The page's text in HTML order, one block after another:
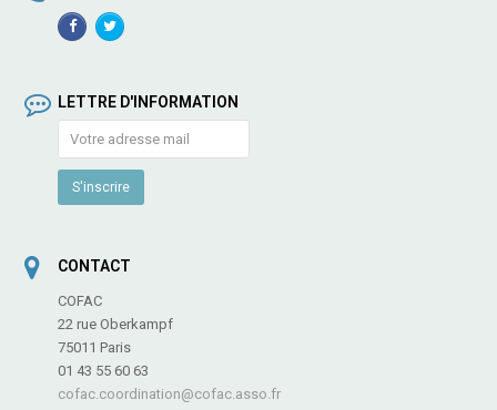
FacebookTwitterProfile
LETTRE D'INFORMATION
CONTACT
COFAC
22 rue Oberkampf
75011 Paris
01 43 55 60 63
cofac.coordination@cofac.asso.fr